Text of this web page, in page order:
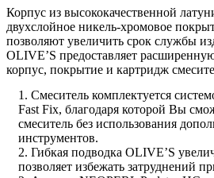
Корпус из высококачественной
двухслойное никель-хромовое
позволяют увеличить срок службы
OLIVE’S предоставляет
корпус, покрытие и картридж
Смеситель комплектуется
Fast Fix, благодаря которой Вы
смеситель без использования
инструментов.
Гибкая подводка OLIVE’S
позволяет избежать затруднений